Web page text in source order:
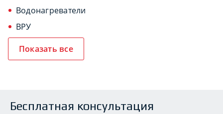
Водонагреватели
ВРУ
Показать все
Бесплатная консультация